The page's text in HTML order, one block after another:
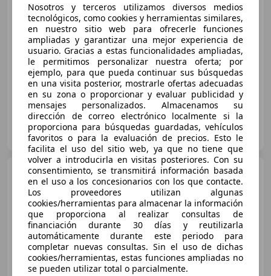
€ 31.490
Precio justo
10/2024 36.823 km Gasolina 110 kW (150 CV)
DREAM CARS
ES-28982 PARLA
Volkswagen Tiguan
Tiguan 1.5 eTSI R-Line DSG
110kW R-Line
€ 42.900
Precio justo
10/2024 32.000 km Gasolina 110 kW (150 CV)
Nosotros y terceros utilizamos diversos medios
tecnológicos, como cookies y herramientas similares,
en nuestro sitio web para ofrecerle funciones
ampliadas y garantizar una mejor experiencia de
usuario. Gracias a estas funcionalidades ampliadas,
le permitimos personalizar nuestra oferta; por
ejemplo, para que pueda continuar sus búsquedas
en una visita posterior, mostrarle ofertas adecuadas
en su zona o proporcionar y evaluar publicidad y
mensajes personalizados. Almacenamos su
dirección de correo electrónico localmente si la
proporciona para búsquedas guardadas, vehículos
favoritos o para la evaluación de precios. Esto le
facilita el uso del sitio web, ya que no tiene que
volver a introducirla en visitas posteriores. Con su
consentimiento, se transmitirá información basada
en el uso a los concesionarios con los que contacte.
Los proveedores utilizan algunas
cookies/herramientas para almacenar la información
que proporciona al realizar consultas de
financiación durante 30 días y reutilizarla
automáticamente durante este periodo para
completar nuevas consultas. Sin el uso de dichas
cookies/herramientas, estas funciones ampliadas no
se pueden utilizar total o parcialmente.